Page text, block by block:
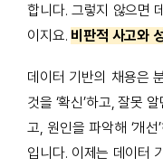
합니다. 그렇지 않으면
이지요. 비판적 사고와
데이터 기반의 채용은
것을 ‘확신’하고, 잘못
고, 원인을 파악해 ‘개선
입니다. 이제는 데이터